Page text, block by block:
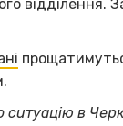
відділення.
в